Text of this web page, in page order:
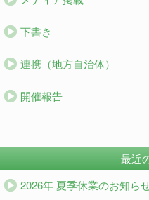
下書き
連携（地方自治体）
開催報告
最近
2026年 夏季休業のお知ら